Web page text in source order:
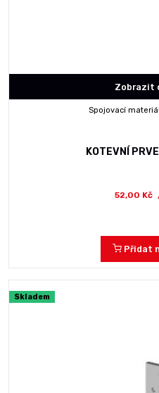
Zobrazit
Spojovací materiál
KOTEVNÍ
52,00 Kč
Přidat
Skladem